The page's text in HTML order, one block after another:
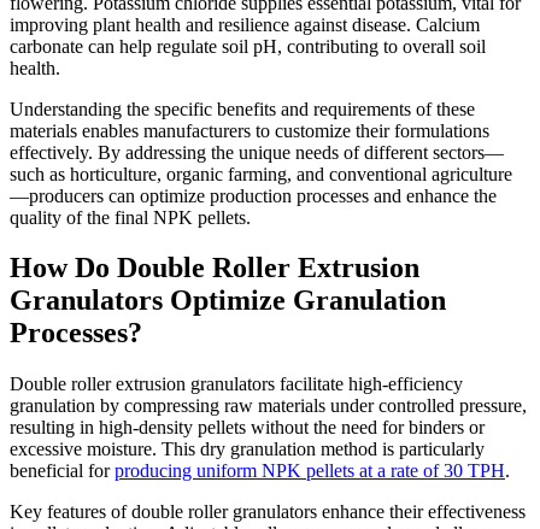
improving plant health and resilience against disease. Calcium
carbonate can help regulate soil pH, contributing to overall soil
health.
Understanding the specific benefits and requirements of these
materials enables manufacturers to customize their formulations
effectively. By addressing the unique needs of different sectors—
such as horticulture, organic farming, and conventional agriculture
—producers can optimize production processes and enhance the
quality of the final NPK pellets.
How Do Double Roller Extrusion
Granulators Optimize Granulation
Processes?
Double roller extrusion granulators facilitate high-efficiency
granulation by compressing raw materials under controlled pressure,
resulting in high-density pellets without the need for binders or
excessive moisture. This dry granulation method is particularly
beneficial forproducing uniform NPK pellets at a rate of 30 TPH.
Key features of double roller granulators enhance their effectiveness